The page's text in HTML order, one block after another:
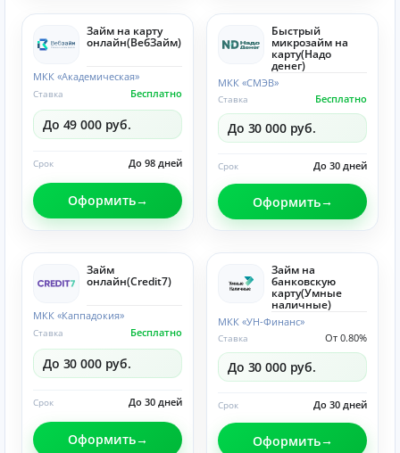
Займ на карту
онлайн(ВебЗайм)
МКК «Академическая»
Бесплатно
Ставка
До 49 000 руб.
До 98 дней
Срок
Оформить
Быстрый
микрозайм на
карту(Надо
денег)
МКК «СМЭВ»
Бесплатно
Ставка
До 30 000 руб.
До 30 дней
Срок
Оформить
Займ
онлайн(Credit7)
МКК «Каппадокия»
Бесплатно
Ставка
До 30 000 руб.
До 30 дней
Срок
Оформить
Займ на
банковскую
карту(Умные
наличные)
МКК «УН-Финанс»
От 0.80%
Ставка
До 30 000 руб.
До 30 дней
Срок
Оформить